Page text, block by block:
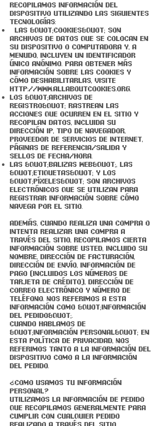
Recopilamos información del
dispositivo utilizando las siguientes
tecnologías:
Las &quot;cookies&quot; son
archivos de datos que se colocan en
su dispositivo o computadora y, a
menudo, incluyen un identificador
único anónimo. Para obtener más
información sobre las cookies y
cómo deshabilitarlas, visite
http://www.allaboutcookies.org.
Los &quot;archivos de
registro&quot; rastrean las
acciones que ocurren en el Sitio y
recopilan datos, incluida su
dirección IP, tipo de navegador,
proveedor de servicios de Internet,
páginas de referencia/salida y
sellos de fecha/hora.
Las &quot;balizas web&quot;, las
&quot;etiquetas&quot; y los
&quot;píxeles&quot; son archivos
electrónicos que se utilizan para
registrar información sobre cómo
navega por el Sitio.
Además, cuando realiza una compra o
intenta realizar una compra a
través del Sitio, recopilamos cierta
información sobre usted, incluido su
nombre, dirección de facturación,
dirección de envío, información de
pago (incluidos los números de
tarjeta de crédito), dirección de
correo electrónico y número de
teléfono. Nos referimos a esta
información como &quot;Información
del pedido&quot;.
Cuando hablamos de
&quot;Información personal&quot; en
esta Política de privacidad, nos
referimos tanto a la Información del
dispositivo como a la Información
del pedido.
¿COMO USAMOS TU INFORMACIÓN
PERSONAL?
Utilizamos la Información de pedido
que recopilamos generalmente para
cumplir con cualquier pedido
realizado a través del Sitio